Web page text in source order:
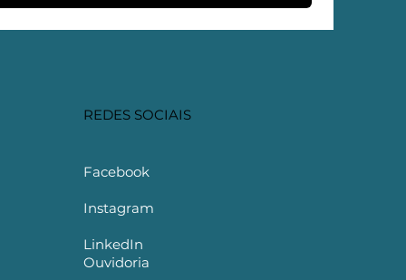
REDES SOCIAIS
Facebook
Instagram
LinkedIn
Ouvidoria